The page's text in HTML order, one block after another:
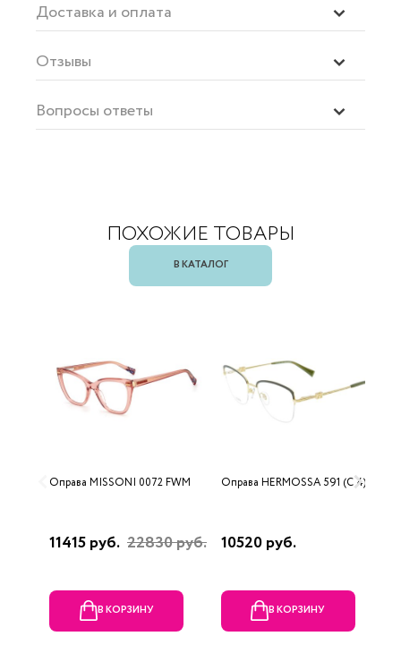
Доставка и оплата
Отзывы
Вопросы ответы
ПОХОЖИЕ ТОВАРЫ
В КАТАЛОГ
Оправа MISSONI 0072 FWM
11415 руб. 22830 руб.
В КОРЗИНУ
Оправа HERMOSSA 591 (C 4)
10520 руб.
В КОРЗИНУ